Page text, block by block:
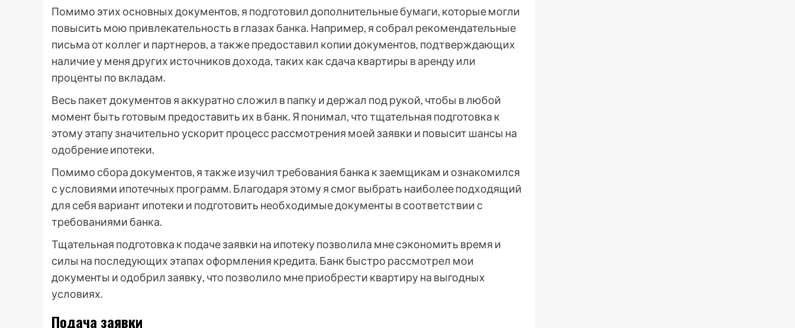
Помимо этих основных документов, я подготовил дополнительные бумаги, которые могли
повысить мою привлекательность в глазах банка. Например, я собрал рекомендательные
письма от коллег и партнеров, а также предоставил копии документов, подтверждающих
наличие у меня других источников дохода, таких как сдача квартиры в аренду или
проценты по вкладам.
Весь пакет документов я аккуратно сложил в папку и держал под рукой, чтобы в любой
момент быть готовым предоставить их в банк. Я понимал, что тщательная подготовка к
этому этапу значительно ускорит процесс рассмотрения моей заявки и повысит шансы на
одобрение ипотеки.
Помимо сбора документов, я также изучил требования банка к заемщикам и ознакомился
с условиями ипотечных программ. Благодаря этому я смог выбрать наиболее подходящий
для себя вариант ипотеки и подготовить необходимые документы в соответствии с
требованиями банка.
Тщательная подготовка к подаче заявки на ипотеку позволила мне сэкономить время и
силы на последующих этапах оформления кредита. Банк быстро рассмотрел мои
документы и одобрил заявку, что позволило мне приобрести квартиру на выгодных
условиях.
Подача заявки